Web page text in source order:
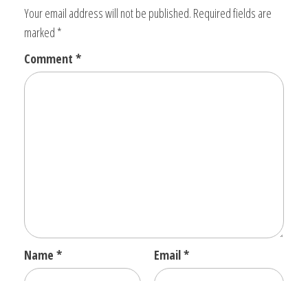
Your email address will not be published. Required fields are
marked *
Comment *
Name * Email*